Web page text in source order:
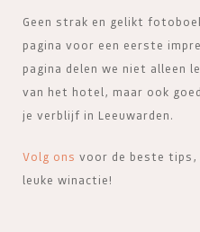
Geen strak en gelikt
pagina voor een eerste
pagina delen we niet alleen
van het hotel, maar ook
je verblijf in Leeuwarden.
Volg ons voor de beste tips,
leuke winactie!